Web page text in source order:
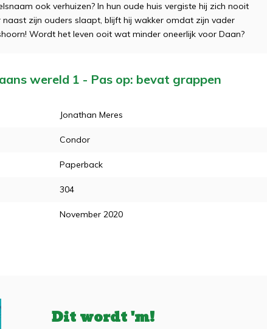
ook verhuizen? In hun oude huis vergiste hij zich nooit
naast zijn ouders slaapt, blijft hij wakker omdat zijn vader
Wordt het leven ooit wat minder oneerlijk voor Daan?
wereld 1 - Pas op: bevat grappen
Jonathan Meres
Condor
Paperback
304
November 2020
Dit wordt 'm!